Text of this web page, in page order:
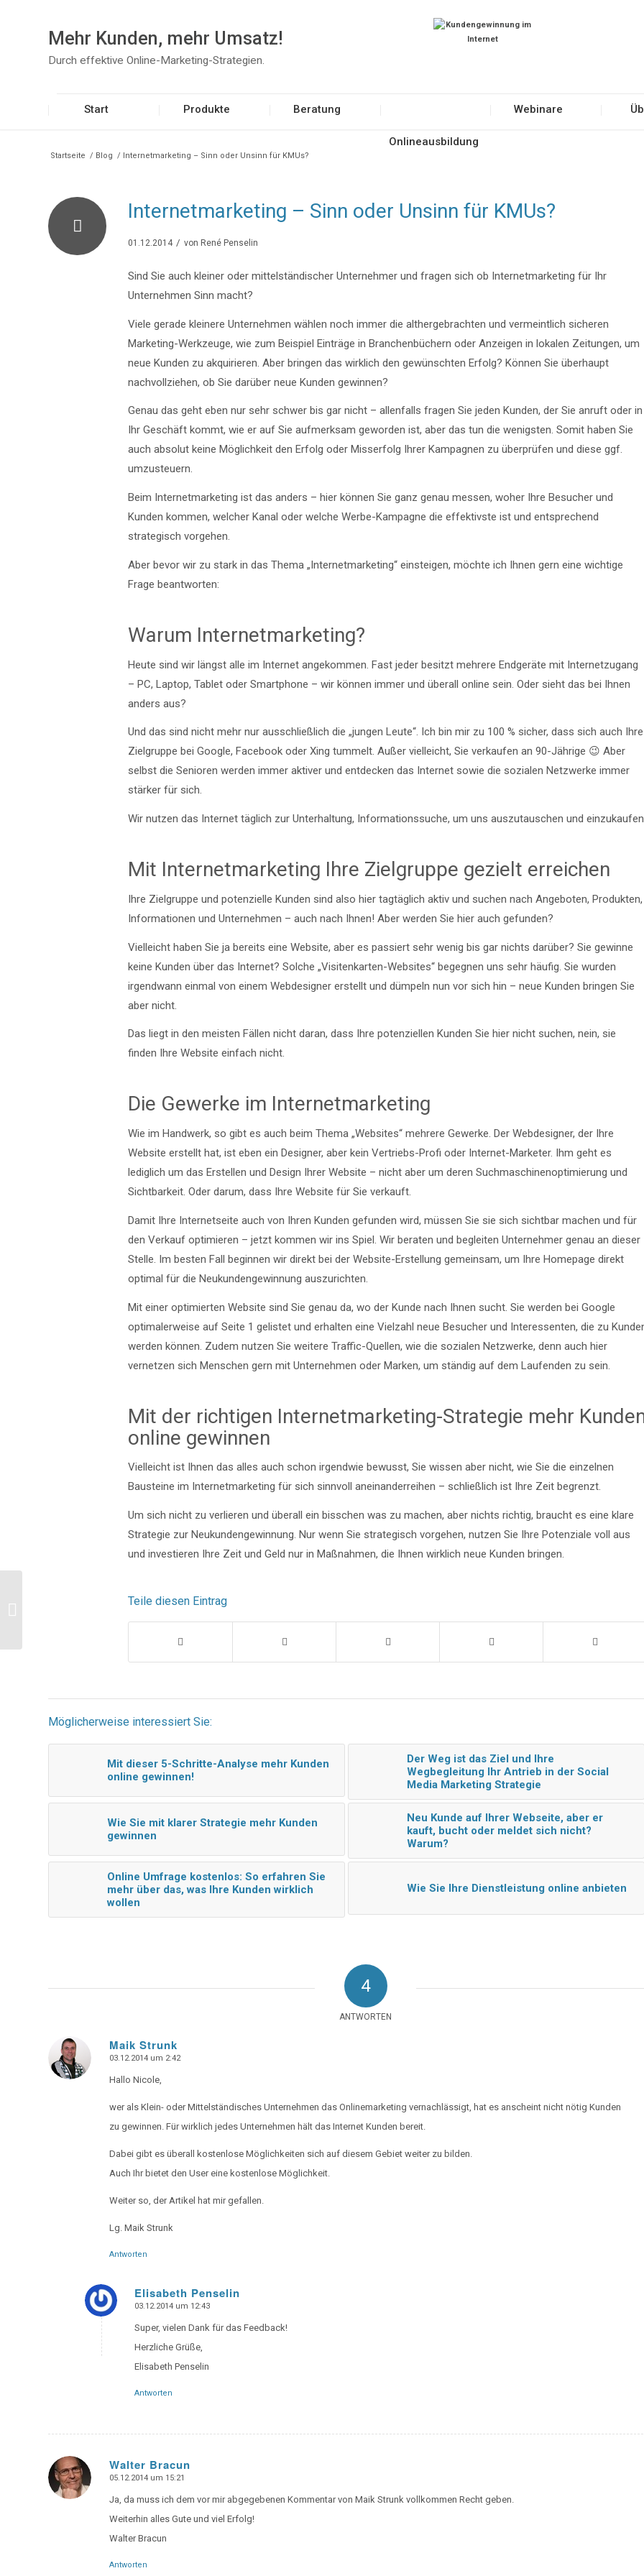
Mehr Kunden, mehr Umsatz!
Durch effektive Online-Marketing-Strategien.
Start Produkte Beratung
Onlineausbildung
Webinare
Startseite / Blog / Internetmarketing – Sinn oder Unsinn für KMUs?
Internetmarketing – Sinn oder Unsinn für KMUs?
01.12.2014 / von René Penselin
Sind Sie auch kleiner oder mittelständischer Unternehmer und fragen sich ob Internetmarketing für Ihr
Unternehmen Sinn macht?
Viele gerade kleinere Unternehmen wählen noch immer die althergebrachten und vermeintlich sicheren
Marketing-Werkzeuge, wie zum Beispiel Einträge in Branchenbüchern oder Anzeigen in lokalen Zeitungen, um
neue Kunden zu akquirieren. Aber bringen das wirklich den gewünschten Erfolg? Können Sie überhaupt
nachvollziehen, ob Sie darüber neue Kunden gewinnen?
Genau das geht eben nur sehr schwer bis gar nicht – allenfalls fragen Sie jeden Kunden, der Sie anruft oder in
Ihr Geschäft kommt, wie er auf Sie aufmerksam geworden ist, aber das tun die wenigsten. Somit haben Sie
auch absolut keine Möglichkeit den Erfolg oder Misserfolg Ihrer Kampagnen zu überprüfen und diese ggf.
umzusteuern.
Beim Internetmarketing ist das anders – hier können Sie ganz genau messen, woher Ihre Besucher und
Kunden kommen, welcher Kanal oder welche Werbe-Kampagne die effektivste ist und entsprechend
strategisch vorgehen.
Aber bevor wir zu stark in das Thema „Internetmarketing“ einsteigen, möchte ich Ihnen gern eine wichtige
Frage beantworten:
Warum Internetmarketing?
Heute sind wir längst alle im Internet angekommen. Fast jeder besitzt mehrere Endgeräte mit Internetzugang
– PC, Laptop, Tablet oder Smartphone – wir können immer und überall online sein. Oder sieht das bei Ihnen
anders aus?
Und das sind nicht mehr nur ausschließlich die „jungen Leute“. Ich bin mir zu 100 % sicher, dass sich auch Ihre
Zielgruppe bei Google, Facebook oder Xing tummelt. Außer vielleicht, Sie verkaufen an 90-Jährige 😉 Aber
selbst die Senioren werden immer aktiver und entdecken das Internet sowie die sozialen Netzwerke immer
stärker für sich.
Wir nutzen das Internet täglich zur Unterhaltung, Informationssuche, um uns auszutauschen und
Mit Internetmarketing Ihre Zielgruppe gezielt erreichen
Ihre Zielgruppe und potenzielle Kunden sind also hier tagtäglich aktiv und suchen nach Angeboten, Produkten,
Informationen und Unternehmen – auch nach Ihnen! Aber werden Sie hier auch gefunden?
Vielleicht haben Sie ja bereits eine Website, aber es passiert sehr wenig bis gar nichts darüber? Sie gewinne
keine Kunden über das Internet? Solche „Visitenkarten-Websites“ begegnen uns sehr häufig. Sie wurden
irgendwann einmal von einem Webdesigner erstellt und dümpeln nun vor sich hin – neue Kunden bringen Sie
aber nicht.
Das liegt in den meisten Fällen nicht daran, dass Ihre potenziellen Kunden Sie hier nicht suchen, nein, sie
finden Ihre Website einfach nicht.
Die Gewerke im Internetmarketing
Wie im Handwerk, so gibt es auch beim Thema „Websites“ mehrere Gewerke. Der Webdesigner, der Ihre
Website erstellt hat, ist eben ein Designer, aber kein Vertriebs-Profi oder Internet-Marketer. Ihm geht es
lediglich um das Erstellen und Design Ihrer Website – nicht aber um deren Suchmaschinenoptimierung und
Sichtbarkeit. Oder darum, dass Ihre Website für Sie verkauft.
Damit Ihre Internetseite auch von Ihren Kunden gefunden wird, müssen Sie sie sich sichtbar machen und für
den Verkauf optimieren – jetzt kommen wir ins Spiel. Wir beraten und begleiten Unternehmer genau an dieser
Stelle. Im besten Fall beginnen wir direkt bei der Website-Erstellung gemeinsam, um Ihre Homepage direkt
optimal für die Neukundengewinnung auszurichten.
Mit einer optimierten Website sind Sie genau da, wo der Kunde nach Ihnen sucht. Sie werden bei Google
optimalerweise auf Seite 1 gelistet und erhalten eine Vielzahl neue Besucher und Interessenten, die zu
werden können. Zudem nutzen Sie weitere Traffic-Quellen, wie die sozialen Netzwerke, denn auch hier
vernetzen sich Menschen gern mit Unternehmen oder Marken, um ständig auf dem Laufenden zu sein.
Mit der richtigen Internetmarketing-Strategie mehr
online gewinnen
Vielleicht ist Ihnen das alles auch schon irgendwie bewusst, Sie wissen aber nicht, wie Sie die einzelnen
Bausteine im Internetmarketing für sich sinnvoll aneinanderreihen – schließlich ist Ihre Zeit begrenzt.
Um sich nicht zu verlieren und überall ein bisschen was zu machen, aber nichts richtig, braucht es eine klare
Strategie zur Neukundengewinnung. Nur wenn Sie strategisch vorgehen, nutzen Sie Ihre Potenziale voll aus
und investieren Ihre Zeit und Geld nur in Maßnahmen, die Ihnen wirklich neue Kunden bringen.
Teile diesen Eintrag
Möglicherweise interessiert Sie:
Mit dieser 5-Schritte-Analyse mehr Kunden
online gewinnen!
Der Weg ist das Ziel und Ihre
Wegbegleitung Ihr Antrieb in der Social
Media Marketing Strategie
Wie Sie mit klarer Strategie mehr Kunden
gewinnen
Neu Kunde auf Ihrer Webseite, aber er
kauft, bucht oder meldet sich nicht?
Warum?
Online Umfrage kostenlos: So erfahren Sie
mehr über das, was Ihre Kunden wirklich
wollen
Wie Sie Ihre Dienstleistung online anbieten
4
ANTWORTEN
Maik Strunk
says:
03.12.2014 um 2:42
Hallo Nicole,
wer als Klein- oder Mittelständisches Unternehmen das Onlinemarketing vernachlässigt, hat es anscheint nicht nötig Kunden
zu gewinnen. Für wirklich jedes Unternehmen hält das Internet Kunden bereit.
Dabei gibt es überall kostenlose Möglichkeiten sich auf diesem Gebiet weiter zu bilden.
Auch Ihr bietet den User eine kostenlose Möglichkeit.
Weiter so, der Artikel hat mir gefallen.
Lg. Maik Strunk
Antworten
Elisabeth Penselin
says:
03.12.2014 um 12:43
Super, vielen Dank für das Feedback!
Herzliche Grüße,
Elisabeth Penselin
Antworten
Walter Bracun
says:
05.12.2014 um 15:21
Ja, da muss ich dem vor mir abgegebenen Kommentar von Maik Strunk vollkommen Recht geben.
Weiterhin alles Gute und viel Erfolg!
Walter Bracun
Antworten